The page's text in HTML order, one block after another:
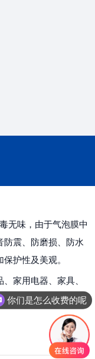
无味，由于气泡膜中
防震、防磨损、防水
护性及美观。
家用电器、家具、
保护包装。
你们是怎么收费的呢